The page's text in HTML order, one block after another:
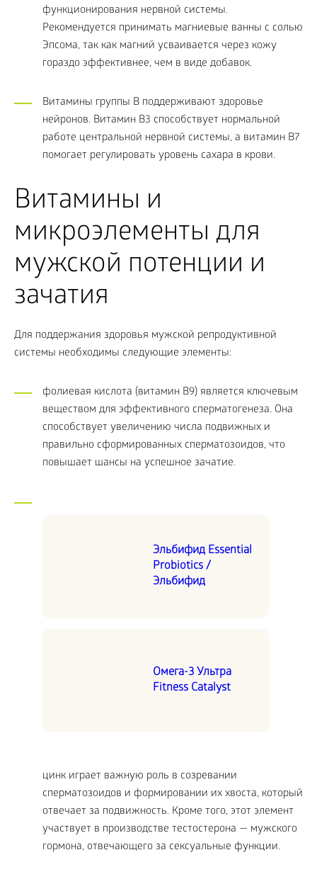
функционирования нервной системы.
Рекомендуется принимать магниевые ванны с солью
Эпсома, так как магний усваивается через кожу
гораздо эффективнее, чем в виде добавок.
Витамины группы B поддерживают здоровье
нейронов. Витамин B3 способствует нормальной
работе центральной нервной системы, а витамин B7
помогает регулировать уровень сахара в крови.
Витамины и
микроэлементы для
мужской потенции и
зачатия
Для поддержания здоровья мужской репродуктивной
системы необходимы следующие элементы:
фолиевая кислота (витамин B9) является ключевым
веществом для эффективного сперматогенеза. Она
способствует увеличению числа подвижных и
правильно сформированных сперматозоидов, что
повышает шансы на успешное зачатие.
Эльбифид Essential
Probiotics /
Эльбифид
Омега-3 Ультра
Fitness Catalyst
цинк играет важную роль в созревании
сперматозоидов и формировании их хвоста, который
отвечает за подвижность. Кроме того, этот элемент
участвует в производстве тестостерона — мужского
гормона, отвечающего за сексуальные функции.